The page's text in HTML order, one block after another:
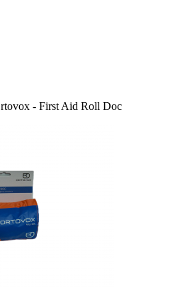
- First Aid Roll Doc